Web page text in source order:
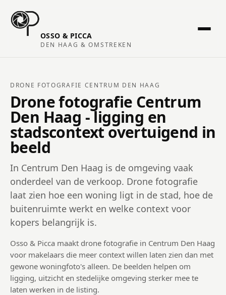
OSSO & PICCA
DEN HAAG & OMSTREKEN
DRONE FOTOGRAFIE CENTRUM DEN HAAG
Drone fotografie Centrum
Den Haag - ligging en
stadscontext overtuigend in
beeld
In Centrum Den Haag is de omgeving vaak
onderdeel van de verkoop. Drone fotografie
laat zien hoe een woning ligt in de stad, hoe de
buitenruimte werkt en welke context voor
kopers belangrijk is.
Osso & Picca maakt drone fotografie in Centrum Den Haag
voor makelaars die meer context willen laten zien dan met
gewone woningfoto's alleen. De beelden helpen om
ligging, uitzicht en stedelijke omgeving sterker mee te
laten werken in de listing.